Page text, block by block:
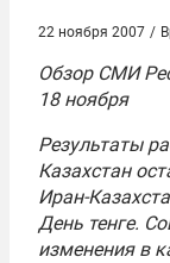
22 ноября 2007 /
Обзор СМИ
18 ноября
Результаты
Казахстан
Иран-
День тенге.
изменения в